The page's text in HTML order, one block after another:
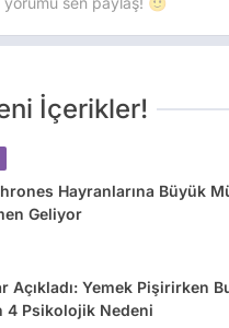
İçerikler!
Hayranlarına Büyük
Geliyor
Açıkladı: Yemek Pişirirken
4 Psikolojik Nedeni